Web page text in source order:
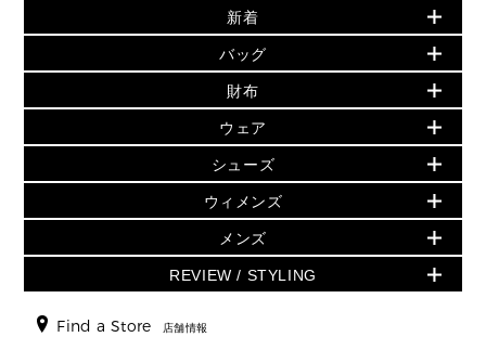
▶ ウィメンズ
バッグ
小物
シューズ・靴
ウェア
アクセサリー
時計
▶ メンズ
バッグ
PRODUCT OF THE MONTH - 今月の特別価格
再値下げアイテム
追加アイテム
▶ ウィメンズすべて(ウェア・シューズ除く)
バッグ
財布・小物
ウェア
シューズ
時計・ジュエリー
アクセサリー
新着
初夏のスタイル
▶ すべて
▶ ウィメンズすべて
財布・小物
アクセサリー
フレグランス
シューズ
▶ メンズすべて
バッグ
人気の定番アイテム
日本限定 - バッグ
▶ ウィメンズすべて
トートバッグ
ショルダーバッグ
クロスボディ・斜め掛け
トラベル
財布
日本限定 - 財布・小物
▶ ウィメンズすべて
GREENWICH
折り財布(二つ折り・三つ折り)
長財布
ウェア
▶ ウィメンズすべて
トップス
スカート・パンツ
ジャケット・アウター
▶ メンズすべて
シューズ
▶ ウィメンズすべて
サンダル
スニーカー
▶ メンズすべて
ウィメンズ
人気の定番アイテム
▶ ウィメンズすべて
メンズ
▶ メンズすべて
REVIEW / STYLING
Find a Store 店舗情報